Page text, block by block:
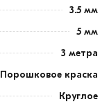
3.5 мм
5 мм
3 метра
Порошковое краска
Круглое